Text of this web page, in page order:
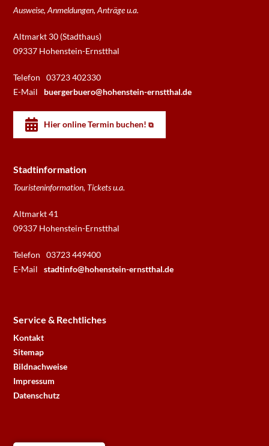
Ausweise, Anmeldungen, Anträge u.a.
Altmarkt 30 (Stadthaus)
09337 Hohenstein-Ernstthal
Telefon
03723 402330
E-Mail
buergerbuero@hohenstein-ernstthal.de
Hier online Termin buchen!
Stadtinformation
Touristeninformation, Tickets u.a.
Altmarkt 41
09337 Hohenstein-Ernstthal
Telefon
03723 449400
E-Mail
stadtinfo@hohenstein-ernstthal.de
Service & Rechtliches
Kontakt
Sitemap
Bildnachweise
Impressum
Datenschutz